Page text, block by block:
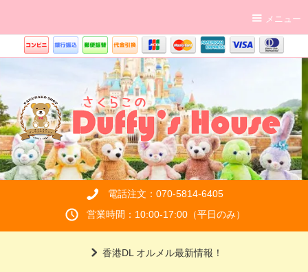
メニュー
電話注文：070-5814-6405
営業時間：10:00-17:00（平日のみ）
香港DL オルメル最新情報！